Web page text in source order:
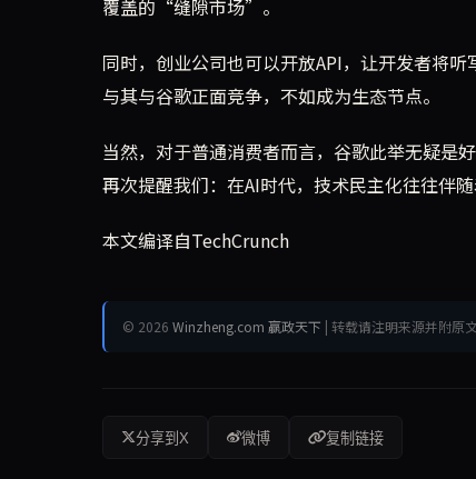
覆盖的“缝隙市场”。
同时，创业公司也可以开放API，让开发者将
与其与谷歌正面竞争，不如成为生态节点。
当然，对于普通消费者而言，谷歌此举无疑
再次提醒我们：在AI时代，技术民主化往往伴随
本文编译自TechCrunch
© 2026 Winzheng.com 赢政天下 | 转载请注明来源并附原
分享到X 微博 复制链接